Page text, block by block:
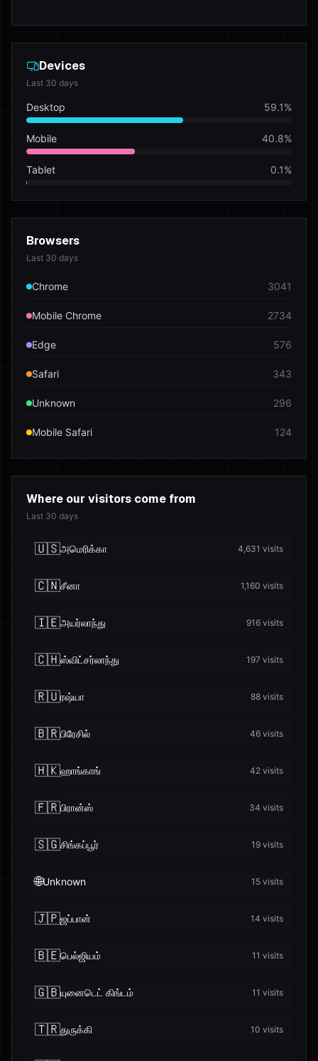
Devices
Last 30 days
Desktop 59.1%
Mobile 40.8%
Tablet 0.1%
Browsers
Last 30 days
Chrome 3041
Mobile Chrome 2734
Edge 576
Safari 343
Unknown 296
Mobile Safari 124
Where our visitors come from
Last 30 days
🇺🇸அமெரிக்கா 4,631 visits
🇨🇳சீனா 1,160 visits
🇮🇪அயர்லாந்து 916 visits
🇨🇭ஸ்விட்சர்லாந்து 197 visits
🇷🇺ரஷ்யா 88 visits
🇧🇷பிரேசில் 46 visits
🇭🇰ஹாங்காங் 42 visits
🇫🇷பிரான்ஸ் 34 visits
🇸🇬சிங்கப்பூர் 19 visits
🌐Unknown 15 visits
🇯🇵ஜப்பான் 14 visits
🇧🇪பெல்ஜியம் 11 visits
🇬🇧யுனைடெட் கிங்டம் 11 visits
🇹🇷துருக்கி 10 visits